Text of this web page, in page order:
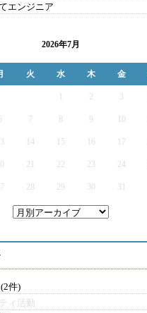
エンジニア
2026年7月
火 水 木 金
2 3
7 9
13 14 15 16 17
21 22 23 24
28 29 30 31
件)
ィ活動